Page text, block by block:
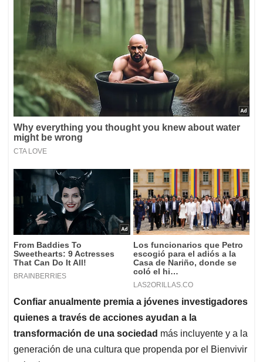
Confiar anualmente premia a jóvenes investigadores
quienes a través de acciones ayudan a la
transformación de una sociedad más incluyente y a la
generación de una cultura que propenda por el Bienvivir